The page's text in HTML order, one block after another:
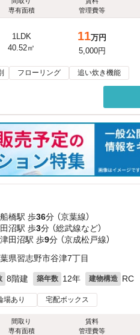
専有面積
管理費等
1LDK
40.52㎡
11万円
5,000円
フローリング 追い炊き機能
橋駅 歩36分 （京葉線）
沼駅 歩3分 （総武線など）
田沼駅 歩9分 （京成松戸線）
県習志野市谷津7丁目
8階建 築年数 12年 建物構造 RC
場あり 宅配ボックス
間取り
専有面積
賃料
管理費等